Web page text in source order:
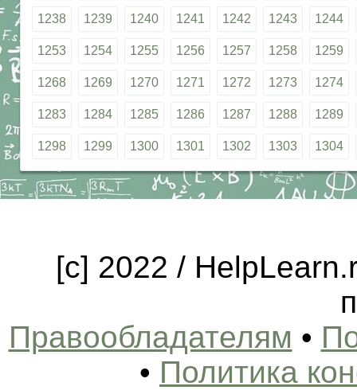
1238 1239 1240 1241 1242 1243 1244
1253 1254 1255 1256 1257 1258 1259
1268 1269 1270 1271 1272 1273 1274
1283 1284 1285 1286 1287 1288 1289
1298 1299 1300 1301 1302 1303 1304
[c] 2022 /
Правообладателям •
• Политика